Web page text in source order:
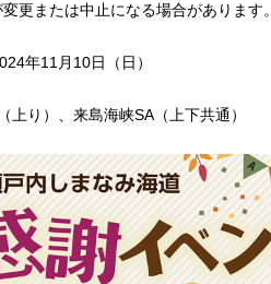
は中止になる場合があります。
11月10日（日）
、来島海峡SA（上下共通）